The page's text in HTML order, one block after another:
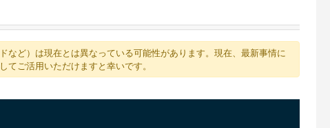
など）は現在とは異なっている可能性があります。現在、最新事情に
ご活用いただけますと幸いです。